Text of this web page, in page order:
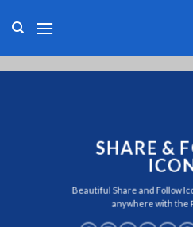
SHARE &
Beautiful Share and Follow
anywhere with the